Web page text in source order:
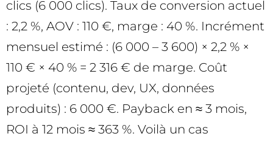
clics (6 000 clics). Taux de conversion actuel
: 2,2 %, AOV : 110 €, marge : 40 %. Incrément
mensuel estimé : (6 000 – 3 600) × 2,2 % ×
110 € × 40 % = 2 316 € de marge. Coût
projeté (contenu, dev, UX, données
produits) : 6 000 €. Payback en ≈ 3 mois,
ROI à 12 mois ≈ 363 %. Voilà un cas